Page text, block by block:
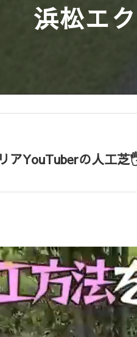
浜松エ
アYouTuberの人工